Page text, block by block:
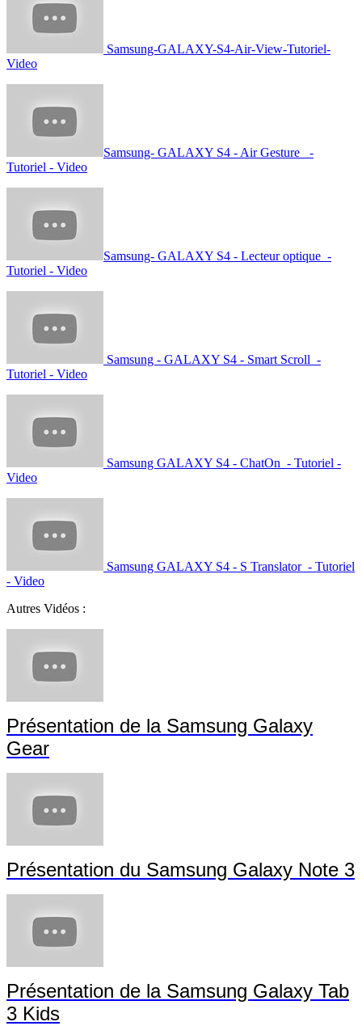
Samsung-GALAXY-S4-Air-View-Tutoriel-
Video
Samsung- GALAXY S4 - Air Gesture -
Tutoriel - Video
Samsung- GALAXY S4 - Lecteur optique -
Tutoriel - Video
Samsung - GALAXY S4 - Smart Scroll -
Tutoriel - Video
Samsung GALAXY S4 - ChatOn - Tutoriel -
Video
Samsung GALAXY S4 - S Translator - Tutoriel
- Video
Autres Vidéos :
Présentation de la Samsung Galaxy
Gear
Présentation du Samsung Galaxy Note 3
Présentation de la Samsung Galaxy Tab
3 Kids